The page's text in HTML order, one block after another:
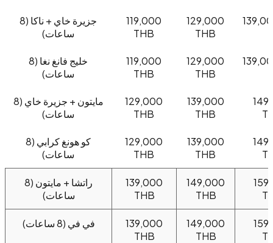
جزيرة خاي + ناكا (8
ساعات)
119,000
THB
129,000
THB
خليج فانغ نغا (8
ساعات)
119,000
THB
129,000
THB
مايتون + جزيرة خاي (8
ساعات)
129,000
THB
139,000
THB
كو هونغ كرابي (8
ساعات)
129,000
THB
139,000
THB
راتشا + مايتون (8
ساعات)
139,000
THB
149,000
THB
في في (8 ساعات)
139,000
THB
149,000
THB